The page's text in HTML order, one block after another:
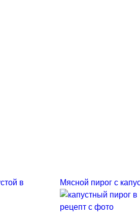
Мясной пирог с